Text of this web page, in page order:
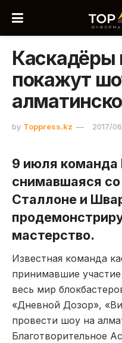
Каскадёры
покажут
by Toppress.kz 2017/
9 июля команда
снимавшаяся
Сталлоне и
мастерство.
Известная команда
принимавшие
весь мир
«Дневной Дозор»,
провести шоу на
Благотворительное